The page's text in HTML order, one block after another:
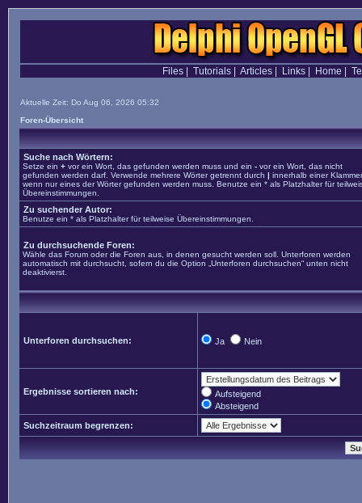
Files| Tutorials| Articles| Links| Home
Aktuelle Zeit: Do Aug 06, 2026 05:32
Foren-Übersicht
Suche nach Wörtern:
Setze ein + vor ein Wort, das gefunden werden muss und ein - vor ein Wort, das nicht
gefunden werden darf. Verwende mehrere Wörter getrennt durch | innerhalb einer
wenn nur eines der Wörter gefunden werden muss. Benutze ein * als Platzhalter für
Übereinstimmungen.
Zu suchender Autor:
Benutze ein * als Platzhalter für teilweise Übereinstimmungen.
Zu durchsuchende Foren:
Wähle das Forum oder die Foren aus, in denen gesucht werden soll. Unterforen werden
automatisch mit durchsucht, sofern du die Option „Unterforen durchsuchen“ unten nicht
deaktivierst.
Unterforen durchsuchen: Ja Nein
Ergebnisse sortieren nach:
Aufsteigend
Absteigend
Suchzeitraum begrenzen: